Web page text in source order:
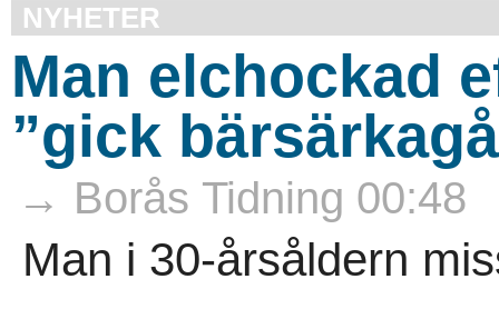
NYHETER
Man elchockad
”gick
→ Borås Tidning 00:48
Man i 30-årsåldern